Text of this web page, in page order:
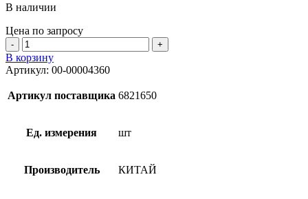
В наличии
Цена по запросу
Количество
товара
Киянка
резиновая
450гр
ручкой
В корзину
Артикул: 00-00004360
Артикул поставщика 6821650
Ед. измерения шт
Производитель КИТАЙ